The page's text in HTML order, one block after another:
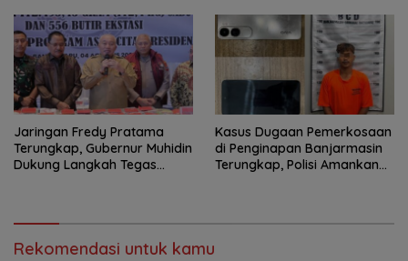
Jaringan Fredy Pratama
Terungkap, Gubernur Muhidin
Dukung Langkah Tegas
Kasus Dugaan Pemerkosaan
di Penginapan Banjarmasin
Terungkap, Polisi Amankan
Rekomendasi untuk kamu